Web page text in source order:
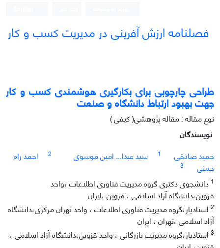
فصلنامه ارزش آفرینی در مدیریت کسب و کار
طراحی چارچوبی برای بکارگیری هوشمندی کسب و کار
جهت بهبود ارتباط دانشگاه و صنعت
نوع مقاله : مقاله پژوهشی( کیفی )
نویسندگان
حمید صادقی
1 سید عبدا... امین موسوی 2
احمد راه
چمنی
3
1 دانشجوی دکتری گروه مدیریت فناوری اطلاعات ،واحد
قزوین،دانشگاه آزاد اسلامی ، قزوین ،ایران
2 استادیار،گروه مدیریت فناوری اطلاعات ، واحد تهران مرکزی،دانشگاه
آزاد اسلامی ،تهران ، ایران
3 استادیار،گروه مدیریت بازرگانی ، واحد قزوین،دانشگاه آزاد اسلامی ،